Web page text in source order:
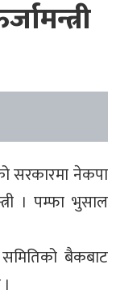
सरकारमा नेकपा
। पम्फा भुसाल
बैकबाट